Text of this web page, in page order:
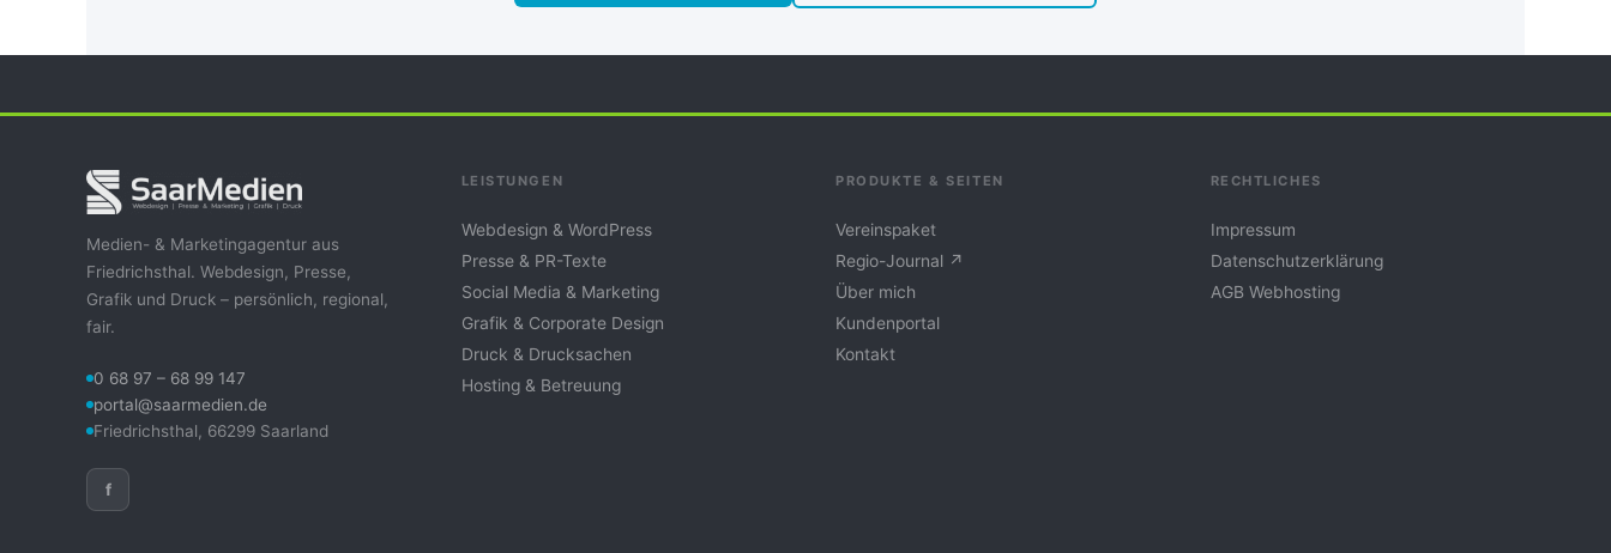
Medien- & Marketingagentur aus
Friedrichsthal. Webdesign, Presse,
Grafik und Druck – persönlich, regional,
fair.
0 68 97 – 68 99 147
portal@saarmedien.de
Friedrichsthal, 66299 Saarland
f
LEISTUNGEN
Webdesign & WordPress
Presse & PR-Texte
Social Media & Marketing
Grafik & Corporate Design
Druck & Drucksachen
Hosting & Betreuung
PRODUKTE & SEITEN
Vereinspaket
Regio-Journal ↗
Über mich
Kundenportal
Kontakt
RECHTLICHES
Impressum
Datenschutzerklärung
AGB Webhosting